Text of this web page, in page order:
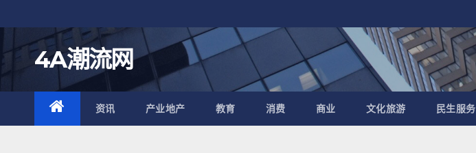
至
内
容
4A潮流网
资讯 产业地产 教育 消费 商业 文化旅游 民生服务